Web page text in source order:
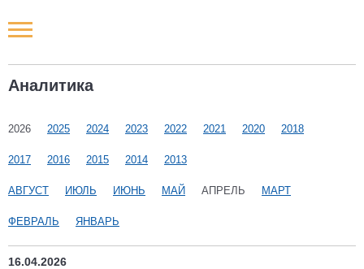
Аналитика
2026 2025 2024 2023 2022 2021 2020 2018
2017 2016 2015 2014 2013
АВГУСТ ИЮЛЬ ИЮНЬ МАЙ АПРЕЛЬ МАРТ
ФЕВРАЛЬ ЯНВАРЬ
16.04.2026
Новости РФ
Наши мероприятия
Статьи